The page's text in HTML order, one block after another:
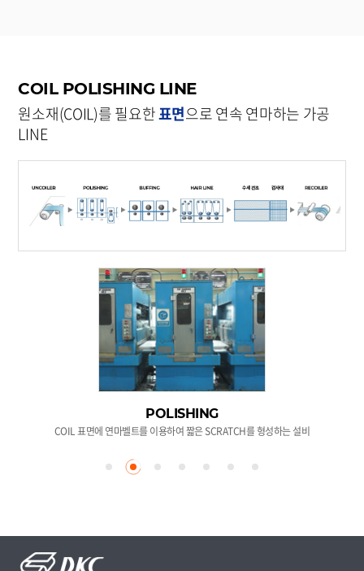
COIL POLISHING LINE
원소재(COIL)를 필요한표면으로 연속 연마하는 가공
LINE
POLISHING
COIL 표면에 연마벨트를 이용하여 짧은 SCRATCH를 형성하는 설비